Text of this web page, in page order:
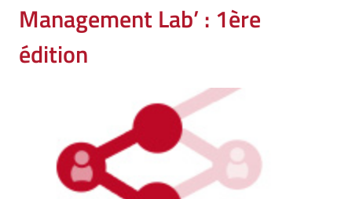
Management Lab’ : 1ère
édition